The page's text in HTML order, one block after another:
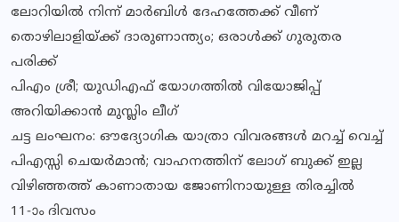
ലോറിയില്‍ നിന്ന് മാര്‍ബിള്‍ ദേഹത്തേക്ക് വീണ്
തൊഴിലാളിയ്ക്ക് ദാരുണാന്ത്യം; ഒരാൾക്ക് ഗുരുതര
പരിക്ക്
പിഎം ശ്രീ; യുഡിഎഫ് യോഗത്തില്‍ വിയോജിപ്പ്
അറിയിക്കാന്‍ മുസ്ലിം ലീഗ്
ചട്ട ലംഘനം: ഔദ്യോഗിക യാത്രാ വിവരങ്ങള്‍ മറച്ച് വെച്ച്
പിഎസ്സി ചെയര്‍മാന്‍; വാഹനത്തിന് ലോഗ് ബുക്ക് ഇല്ല
വിഴിഞ്ഞത്ത് കാണാതായ ജോണിനായുള്ള തിരച്ചില്‍
11-ാം ദിവസം